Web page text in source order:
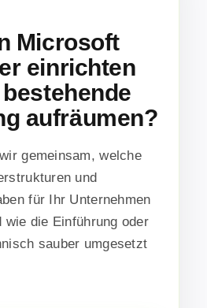
Microsoft
einrichten
aufräumen?
gemeinsam, welche
und
für Ihr Unternehmen
wie die Einführung oder
sauber umgesetzt